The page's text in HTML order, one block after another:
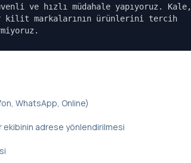
ve hızlı müdahale yapıyoruz. Kale,
kilit markalarının ürünlerini tercih
WhatsApp, Online)
ekibinin adrese yönlendirilmesi